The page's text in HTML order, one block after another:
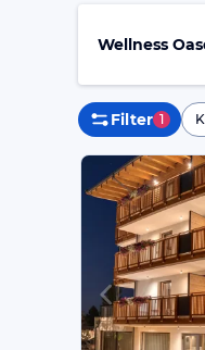
Wellness
Filter 1